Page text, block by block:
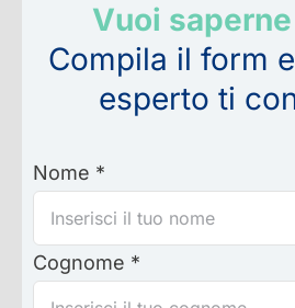
Vuoi
Compila il form
esperto ti
Nome *
Cognome *